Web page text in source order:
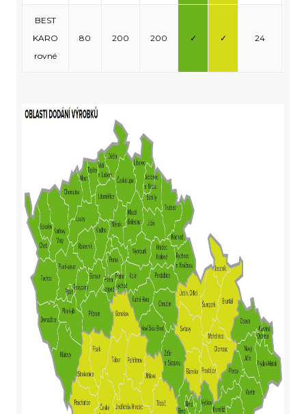
BEST
KARO
rovné
80 200 200 ✓ ✓ 24